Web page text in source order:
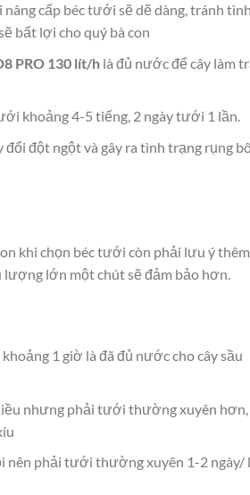
cấp béc tưới sẽ dẽ dàng, tránh tình
bất lợi cho quý bà con
PRO 130 lít/hlà đủ nước để cây làm
khoảng 4-5 tiếng, 2 ngày tưới 1 lần.
đột ngột và gây ra tình trạng rụng
khi chọn béc tưới còn phải lưu ý
lớn một chút sẽ đảm bảo hơn.
1 giờ là đã đủ nước cho cây sầu
nhưng phải tưới thường xuyên hơn,
nên phải tưới thường xuyên 1-2 ngày/